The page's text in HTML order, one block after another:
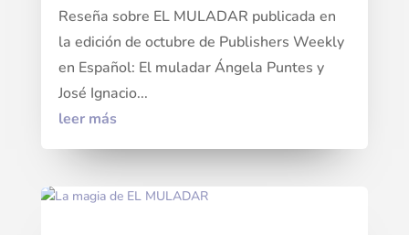
Reseña sobre EL MULADAR publicada en
la edición de octubre de Publishers Weekly
en Español: El muladar Ángela Puntes y
José Ignacio...
leer más